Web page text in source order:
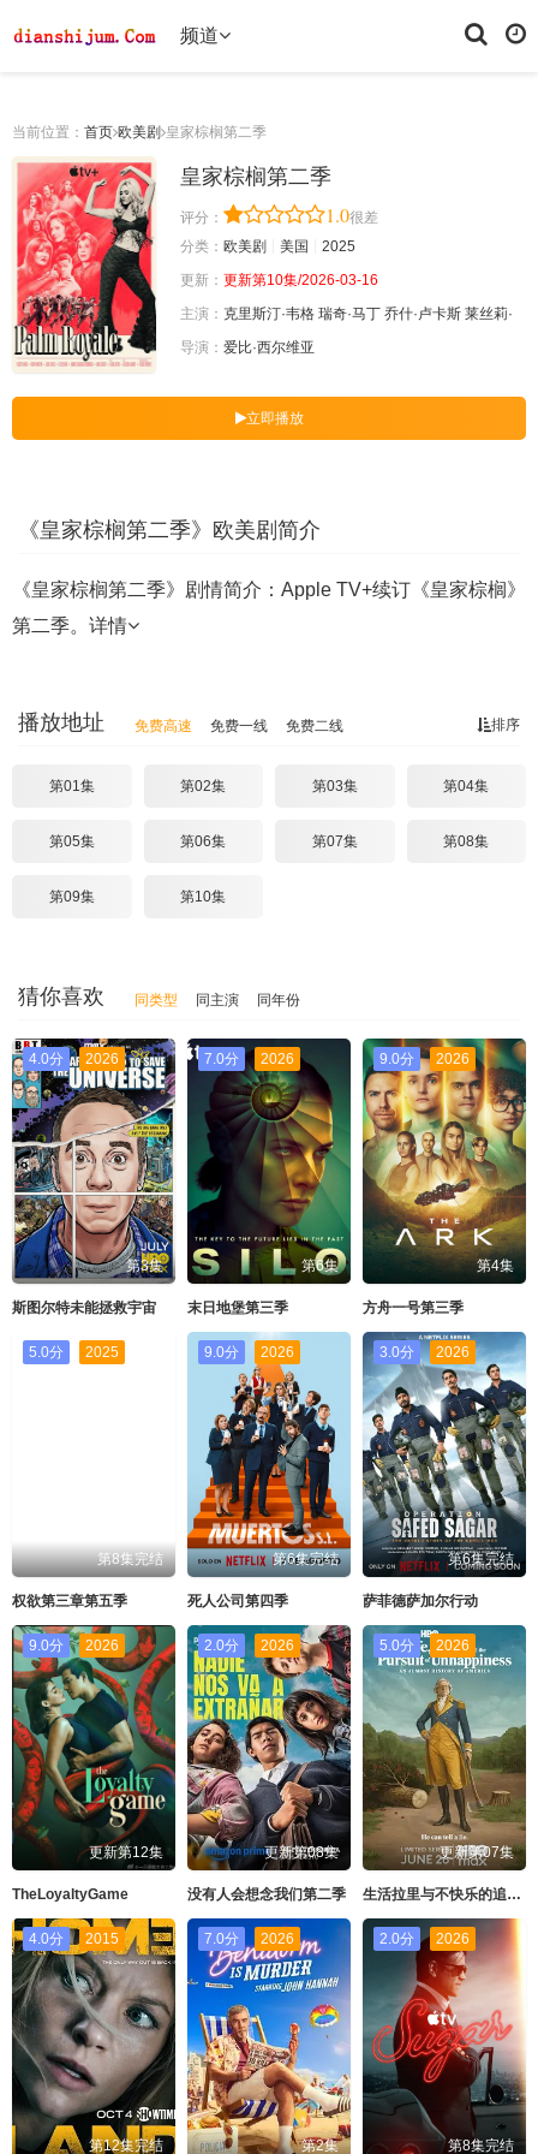
频道
当前位置： 首页 欧美剧 皇家棕榈第二季
皇家棕榈第二季
评分： 1.0很差
分类： 欧美剧 美国
2025
更新： 更新第10集/2026-03-16
主演： 克里斯汀·韦格 瑞奇·马丁 乔什·卢卡斯 莱丝莉·
导演： 爱比·西尔维亚
立即播放
《皇家棕榈第二季》欧美剧简介
《皇家棕榈第二季》剧情简介：Apple TV+续订《皇家棕榈》
第二季。 详情
排序
播放地址 免费高速 免费一线 免费二线
第01集 第02集 第03集 第04集
第05集 第06集 第07集 第08集
第09集 第10集
猜你喜欢 同类型 同主演 同年份
4.0分 2026
第3集
斯图尔特未能拯救宇宙
7.0分 2026
第6集
末日地堡第三季
9.0分 2026
第4集
方舟一号第三季
5.0分 2025
第8集完结
权欲第三章第五季
9.0分 2026
第6集完结
死人公司第四季
3.0分 2026
第6集完结
萨菲德萨加尔行动
9.0分 2026
更新第12集
TheLoyaltyGame
2.0分 2026
更新第08集
没有人会想念我们第二季
5.0分 2026
更新第07集
生活拉里与不快乐的追求一部美国史
4.0分 2015
第12集完结
7.0分 2026
第2集
2.0分 2026
第8集完结